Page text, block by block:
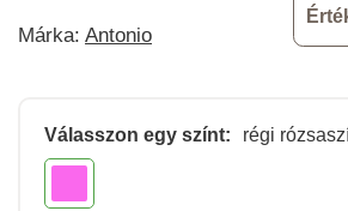
Márka: Antonio
Válasszon egy színt: régi